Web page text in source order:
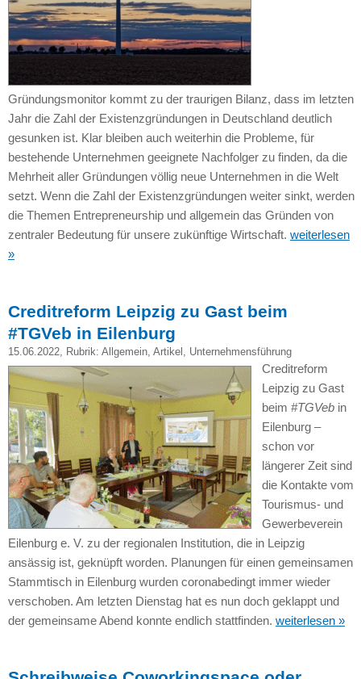
Gründungsmonitor kommt zu der traurigen Bilanz, dass im letzten
Jahr die Zahl der Existenzgründungen in Deutschland deutlich
gesunken ist. Klar bleiben auch weiterhin die Probleme, für
bestehende Unternehmen geeignete Nachfolger zu finden, da die
Mehrheit aller Gründungen völlig neue Unternehmen in die Welt
setzt. Wenn die Zahl der Existenzgründungen weiter sinkt, werden
die Themen Entrepreneurship und allgemein das Gründen von
zentraler Bedeutung für unsere zukünftige Wirtschaft. weiterlesen
»
Creditreform Leipzig zu Gast beim
#TGVeb in Eilenburg
15.06.2022, Rubrik: Allgemein, Artikel Unternehmensführung
Creditreform
Leipzig zu Gast
beim #TGVebin
Eilenburg –
schon vor
längerer Zeit sind
die Kontakte vom
Tourismus- und
Gewerbeverein
Eilenburg e. V. zu der regionalen Institution, die in Leipzig
ansässig ist, geknüpft worden. Planungen für einen gemeinsamen
Stammtisch in Eilenburg wurden coronabedingt immer wieder
verschoben. Am letzten Dienstag hat es nun doch geklappt und
der gemeinsame Abend konnte endlich stattfinden. weiterlesen »